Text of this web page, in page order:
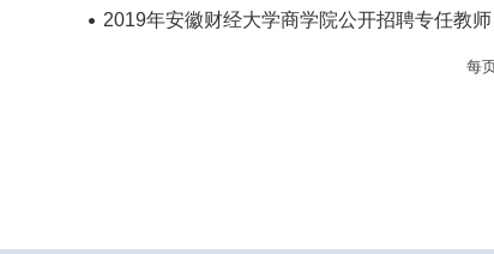
2019年安徽财经大学商学院公开招聘专任教师
每